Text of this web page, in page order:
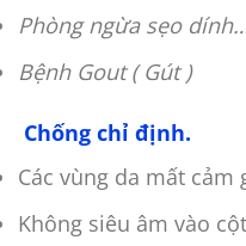
Phòng ngừa sẹo
Bệnh Gout ( Gút )
Chống chỉ định.
Các vùng da mất cảm
Không siêu âm vào